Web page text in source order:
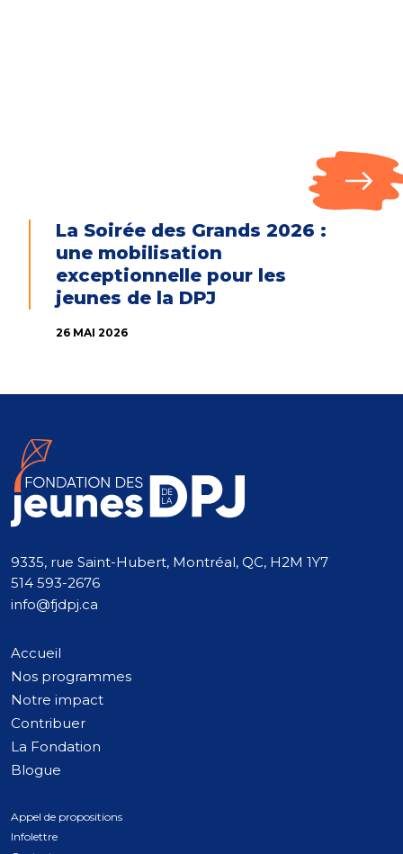
La Soirée des Grands 2026 :
une mobilisation
exceptionnelle pour les
jeunes de la DPJ
26 MAI 2026
9335, rue Saint-Hubert, Montréal, QC, H2M 1Y7
514 593-2676
info@fjdpj.ca
Accueil
Nos programmes
Notre impact
Contribuer
La Fondation
Blogue
Appel de propositions
Infolettre